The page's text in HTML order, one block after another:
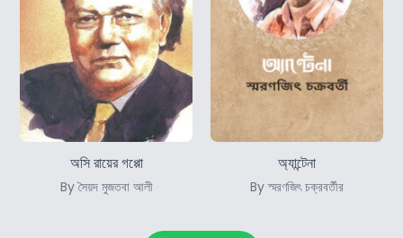
অসি রায়ের গপ্পো
By সৈয়দ মুজতবা আলী
অ্যান্টেনা
By স্মরণজিৎ চক্রবর্তীর